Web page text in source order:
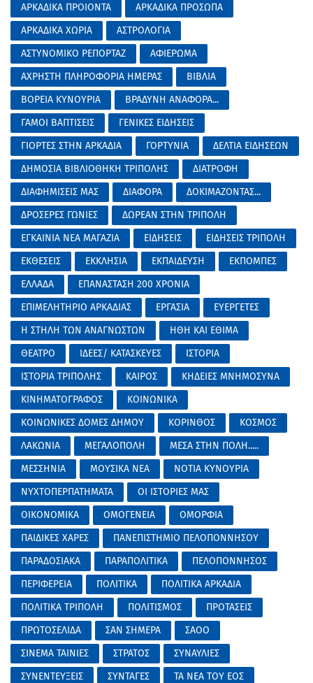
ΑΡΚΑΔΙΚΑ ΠΡΟΙΟΝΤΑ
ΑΡΚΑΔΙΚΑ ΠΡΟΣΩΠΑ
ΑΡΚΑΔΙΚΑ ΧΩΡΙΑ
ΑΣΤΡΟΛΟΓΙΑ
ΑΣΤΥΝΟΜΙΚΟ ΡΕΠΟΡΤΑΖ
ΑΦΙΕΡΩΜΑ
ΑΧΡΗΣΤΗ ΠΛΗΡΟΦΟΡΙΑ ΗΜΕΡΑΣ
ΒΙΒΛΙΑ
ΒΟΡΕΙΑ ΚΥΝΟΥΡΙΑ
ΒΡΑΔΥΝΗ ΑΝΑΦΟΡΑ...
ΓΑΜΟΙ ΒΑΠΤΙΣΕΙΣ
ΓΕΝΙΚΕΣ ΕΙΔΗΣΕΙΣ
ΓΙΟΡΤΕΣ ΣΤΗΝ ΑΡΚΑΔΙΑ
ΓΟΡΤΥΝΙΑ
ΔΕΛΤΙΑ ΕΙΔΗΣΕΩΝ
ΔΗΜΟΣΙΑ ΒΙΒΛΙΟΘΗΚΗ ΤΡΙΠΟΛΗΣ
ΔΙΑΤΡΟΦΗ
ΔΙΑΦΗΜΙΣΕΙΣ ΜΑΣ
ΔΙΑΦΟΡΑ
ΔΟΚΙΜΑΖΟΝΤΑΣ...
ΔΡΟΣΕΡΕΣ ΓΩΝΙΕΣ
ΔΩΡΕΑΝ ΣΤΗΝ ΤΡΙΠΟΛΗ
ΕΓΚΑΙΝΙΑ ΝΕΑ ΜΑΓΑΖΙΑ
ΕΙΔΗΣΕΙΣ
ΕΙΔΗΣΕΙΣ ΤΡΙΠΟΛΗ
ΕΚΘΕΣΕΙΣ
ΕΚΚΛΗΣΙΑ ΕΚΠΑΙΔΕΥΣΗ
ΕΚΠΟΜΠΕΣ
ΕΛΛΑΔΑ
ΕΠΑΝΑΣΤΑΣΗ 200 ΧΡΟΝΙΑ
ΕΠΙΜΕΛΗΤΗΡΙΟ ΑΡΚΑΔΙΑΣ
ΕΡΓΑΣΙΑ
ΕΥΕΡΓΕΤΕΣ
Η ΣΤΗΛΗ ΤΩΝ ΑΝΑΓΝΩΣΤΩΝ
ΗΘΗ ΚΑΙ ΕΘΙΜΑ
ΘΕΑΤΡΟ
ΙΔΕΕΣ/ ΚΑΤΑΣΚΕΥΕΣ
ΙΣΤΟΡΙΑ
ΙΣΤΟΡΙΑ ΤΡΙΠΟΛΗΣ
ΚΑΙΡΟΣ
ΚΗΔΕΙΕΣ ΜΝΗΜΟΣΥΝΑ
ΚΙΝΗΜΑΤΟΓΡΑΦΟΣ
ΚΟΙΝΩΝΙΚΑ
ΚΟΙΝΩΝΙΚΕΣ ΔΟΜΕΣ ΔΗΜΟΥ
ΚΟΡΙΝΘΟΣ
ΚΟΣΜΟΣ
ΛΑΚΩΝΙΑ
ΜΕΓΑΛΟΠΟΛΗ
ΜΕΣΑ ΣΤΗΝ ΠΟΛΗ.....
ΜΕΣΣΗΝΙΑ
ΜΟΥΣΙΚΑ ΝΕΑ
ΝΟΤΙΑ ΚΥΝΟΥΡΙΑ
ΝΥΧΤΟΠΕΡΠΑΤΗΜΑΤΑ
ΟΙ ΙΣΤΟΡΙΕΣ ΜΑΣ
ΟΙΚΟΝΟΜΙΚΑ
ΟΜΟΓΕΝΕΙΑ
ΟΜΟΡΦΙΑ
ΠΑΙΔΙΚΕΣ ΧΑΡΕΣ
ΠΑΝΕΠΙΣΤΗΜΙΟ ΠΕΛΟΠΟΝΝΗΣΟΥ
ΠΑΡΑΔΟΣΙΑΚΑ
ΠΑΡΑΠΟΛΙΤΙΚΑ
ΠΕΛΟΠΟΝΝΗΣΟΣ
ΠΕΡΙΦΕΡΕΙΑ
ΠΟΛΙΤΙΚΑ
ΠΟΛΙΤΙΚΑ ΑΡΚΑΔΙΑ
ΠΟΛΙΤΙΚΑ ΤΡΙΠΟΛΗ
ΠΟΛΙΤΙΣΜΟΣ
ΠΡΟΤΑΣΕΙΣ
ΠΡΩΤΟΣΕΛΙΔΑ
ΣΑΝ ΣΗΜΕΡΑ
ΣΑΟΟ
ΣΙΝΕΜΑ ΤΑΙΝΙΕΣ
ΣΤΡΑΤΟΣ
ΣΥΝΑΥΛΙΕΣ
ΣΥΝΕΝΤΕΥΞΕΙΣ
ΣΥΝΤΑΓΕΣ
ΤΑ ΝΕΑ ΤΟΥ ΕΟΣ